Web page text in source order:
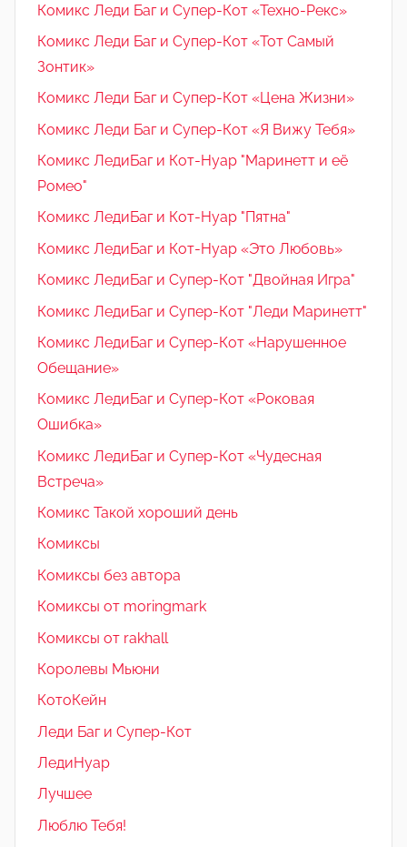
Комикс Леди Баг и Супер-Кот «Техно-Рекс»
Комикс Леди Баг и Супер-Кот «Тот Самый
Зонтик»
Комикс Леди Баг и Супер-Кот «Цена Жизни»
Комикс Леди Баг и Супер-Кот «Я Вижу Тебя»
Комикс ЛедиБаг и Кот-Нуар "Маринетт и её
Ромео"
Комикс ЛедиБаг и Кот-Нуар "Пятна"
Комикс ЛедиБаг и Кот-Нуар «Это Любовь»
Комикс ЛедиБаг и Супер-Кот "Двойная Игра"
Комикс ЛедиБаг и Супер-Кот "Леди Маринетт"
Комикс ЛедиБаг и Супер-Кот «Нарушенное
Обещание»
Комикс ЛедиБаг и Супер-Кот «Роковая
Ошибка»
Комикс ЛедиБаг и Супер-Кот «Чудесная
Встреча»
Комикс Такой хороший день
Комиксы
Комиксы без автора
Комиксы от moringmark
Комиксы от rakhall
Королевы Мьюни
КотоКейн
Леди Баг и Супер-Кот
ЛедиНуар
Лучшее
Люблю Тебя!